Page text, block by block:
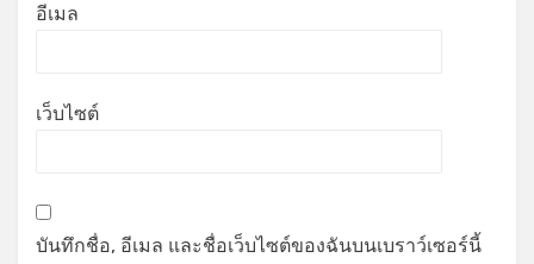
อีเมล
เว็บไซต์
บันทึกชื่อ, อีเมล และชื่อเว็บไซต์ของฉันบนเบราว์เซอร์นี้